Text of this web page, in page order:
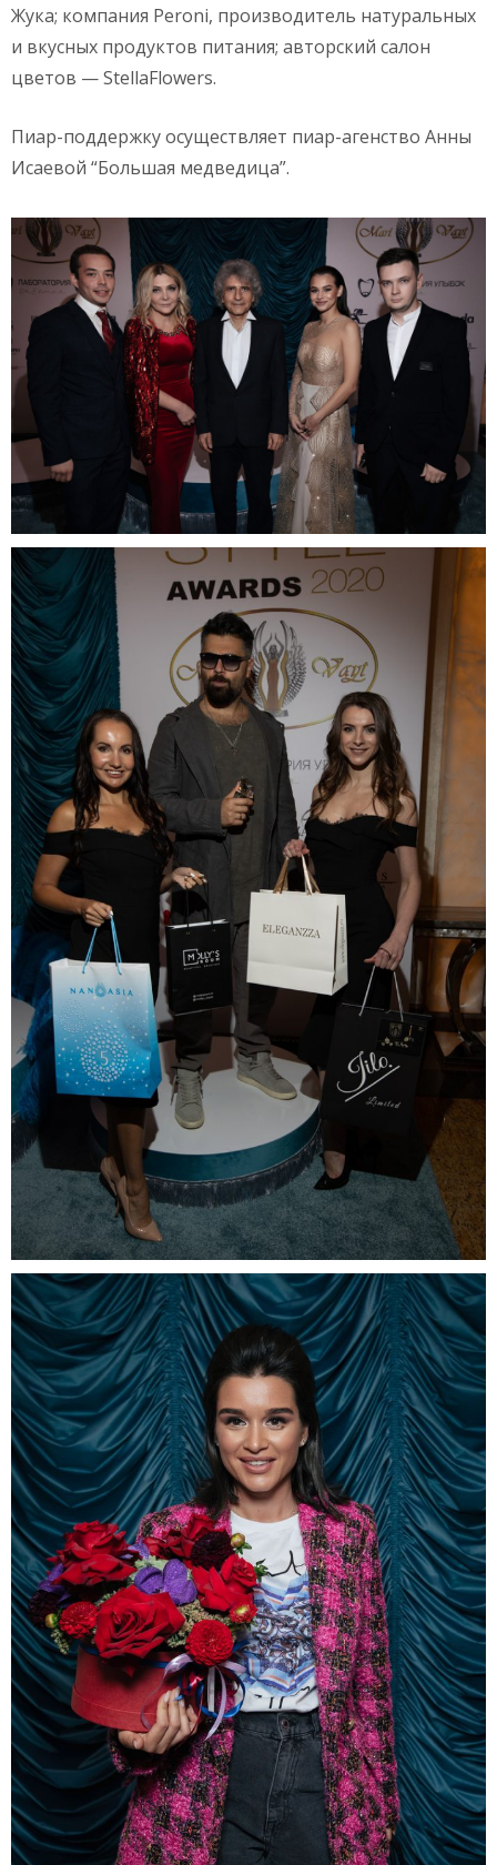
Жука; компания Peroni, производитель натуральных
и вкусных продуктов питания; авторский салон
цветов — StellaFlowers.
Пиар-поддержку осуществляет пиар-агенство Анны
Исаевой “Большая медведица”.